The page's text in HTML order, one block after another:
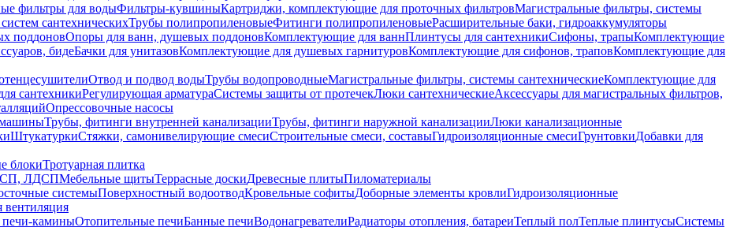
фильтры для водыФильтры-кувшиныКартриджи, комплектующие для проточных фильтровМагистральные фильтры, системы
сантехническихТрубы полипропиленовыеФитинги полипропиленовыеРасширительные баки, гидроаккумуляторы
поддоновОпоры для ванн, душевых поддоновКомплектующие для ваннПлинтусы для сантехникиСифоны, трапыКомплектующие
бидеБачки для унитазовКомплектующие для душевых гарнитуровКомплектующие для сифонов, траповКомплектующие для
Отвод и подвод водыТрубы водопроводныеМагистральные фильтры, системы сантехническиеКомплектующие для
сантехникиРегулирующая арматураСистемы защиты от протечекЛюки сантехническиеАксессуары для магистральных фильтров,
Опрессовочные насосы
Трубы, фитинги внутренней канализацииТрубы, фитинги наружной канализацииЛюки канализационные
ШтукатуркиСтяжки, самонивелирующие смесиСтроительные смеси, составыГидроизоляционные смесиГрунтовкиДобавки для
блокиТротуарная плитка
ЛДСПМебельные щитыТеррасные доскиДревесные плитыПиломатериалы
системыПоверхностный водоотводКровельные софитыДоборные элементы кровлиГидроизоляционные
вентиляция
каминыОтопительные печиБанные печиВодонагревателиРадиаторы отопления, батареиТеплый полТеплые плинтусыСистемы